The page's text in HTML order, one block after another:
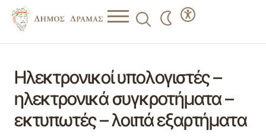
Ηλεκτρονικοί υπολογιστές –
ηλεκτρονικά συγκροτήματα –
εκτυπωτές – λοιπά εξαρτήματα